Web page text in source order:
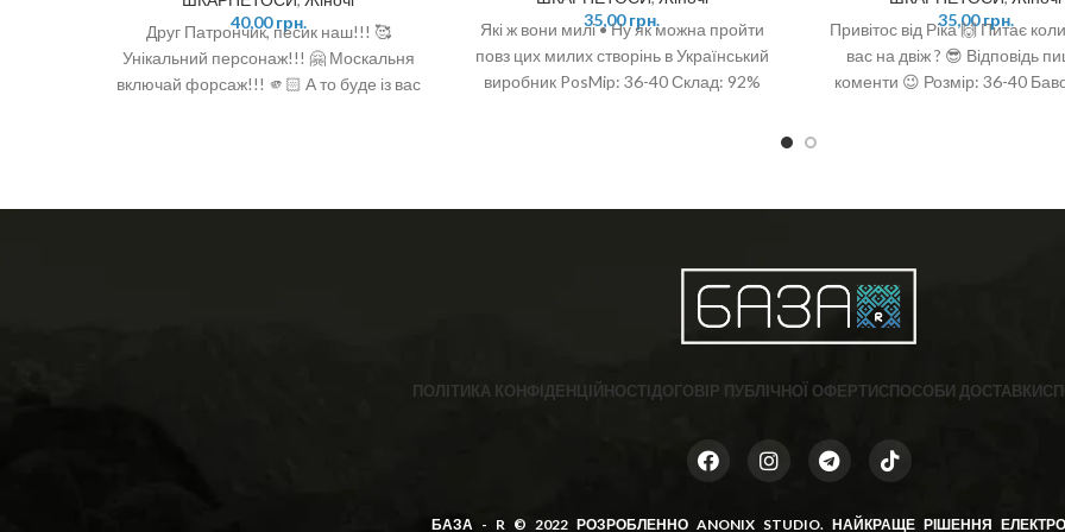
40,00грн.
Друг Патрончик, песик наш!!! 🥰
Унікальний персонаж!!! 🤗 Москальня
включай форсаж!!! 🫵🏻 А то буде із вас
35,00грн.
Які ж вони милі • Ну як можна пройти
повз цих милих створінь в Український
виробник PosMip: 36-40 Склад: 92%
35,00грн.
Привітос від Ріка 🙌 Питає
вас на двіж ? 😎 Відповідь
коменти 😉 Розмір: 36-40
ПОЛІТИКА КОНФІДЕНЦІЙНОСТІДОГОВІР ПУБЛІЧНОЇ ОФЕРТИСПОСОБИ ДОСТАВКИ
БАЗА - R © 2022 РОЗРОБЛЕННО ANONIX STUDIO. НАЙКРАЩЕ РІШЕННЯ